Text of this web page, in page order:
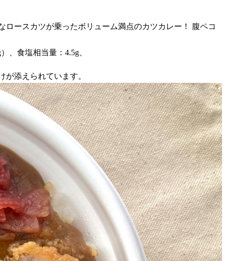
ースカツが乗ったボリューム満点のカツカレー！ 腹ペコ
、食塩相当量：4.5g、
添えられています。